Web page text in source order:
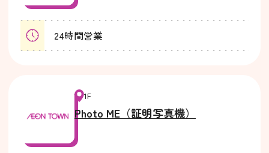
24時間営業
1F
Photo ME（証明写真機）